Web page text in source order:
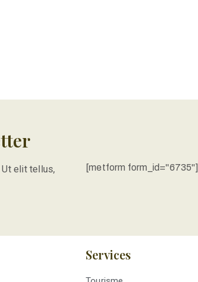
elit tellus,
[metform form_id="6735"]
Services